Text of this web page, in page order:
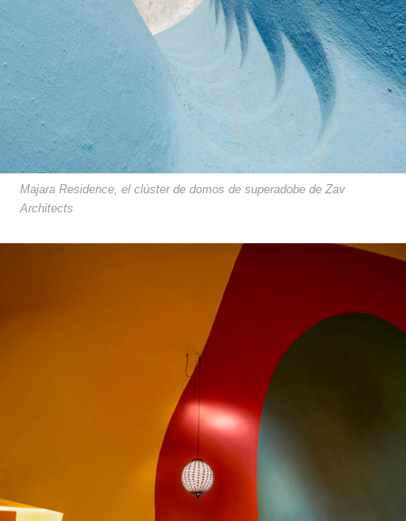
Majara Residence, el clúster de domos de superadobe de Zav
Architects